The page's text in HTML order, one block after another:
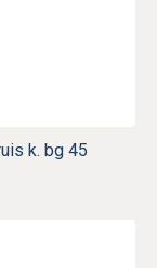
k. bg 45